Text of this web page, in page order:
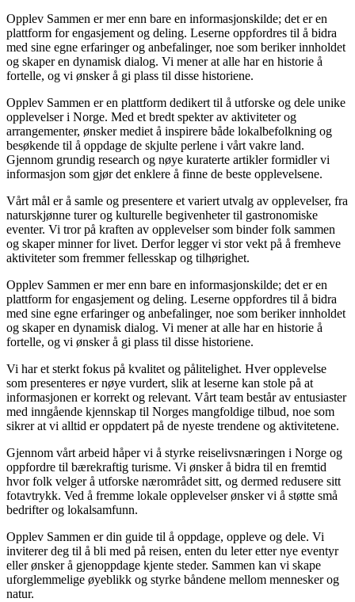
Opplev Sammen er mer enn bare en informasjonskilde; det er en
plattform for engasjement og deling. Leserne oppfordres til å bidra
med sine egne erfaringer og anbefalinger, noe som beriker innholdet
og skaper en dynamisk dialog. Vi mener at alle har en historie å
fortelle, og vi ønsker å gi plass til disse historiene.
Opplev Sammen er en plattform dedikert til å utforske og dele unike
opplevelser i Norge. Med et bredt spekter av aktiviteter og
arrangementer, ønsker mediet å inspirere både lokalbefolkning og
besøkende til å oppdage de skjulte perlene i vårt vakre land.
Gjennom grundig research og nøye kuraterte artikler formidler vi
informasjon som gjør det enklere å finne de beste opplevelsene.
Vårt mål er å samle og presentere et variert utvalg av opplevelser, fra
naturskjønne turer og kulturelle begivenheter til gastronomiske
eventer. Vi tror på kraften av opplevelser som binder folk sammen
og skaper minner for livet. Derfor legger vi stor vekt på å fremheve
aktiviteter som fremmer fellesskap og tilhørighet.
Opplev Sammen er mer enn bare en informasjonskilde; det er en
plattform for engasjement og deling. Leserne oppfordres til å bidra
med sine egne erfaringer og anbefalinger, noe som beriker innholdet
og skaper en dynamisk dialog. Vi mener at alle har en historie å
fortelle, og vi ønsker å gi plass til disse historiene.
Vi har et sterkt fokus på kvalitet og pålitelighet. Hver opplevelse
som presenteres er nøye vurdert, slik at leserne kan stole på at
informasjonen er korrekt og relevant. Vårt team består av entusiaster
med inngående kjennskap til Norges mangfoldige tilbud, noe som
sikrer at vi alltid er oppdatert på de nyeste trendene og aktivitetene.
Gjennom vårt arbeid håper vi å styrke reiselivsnæringen i Norge og
oppfordre til bærekraftig turisme. Vi ønsker å bidra til en fremtid
hvor folk velger å utforske nærområdet sitt, og dermed redusere sitt
fotavtrykk. Ved å fremme lokale opplevelser ønsker vi å støtte små
bedrifter og lokalsamfunn.
Opplev Sammen er din guide til å oppdage, oppleve og dele. Vi
inviterer deg til å bli med på reisen, enten du leter etter nye eventyr
eller ønsker å gjenoppdage kjente steder. Sammen kan vi skape
uforglemmelige øyeblikk og styrke båndene mellom mennesker og
natur.